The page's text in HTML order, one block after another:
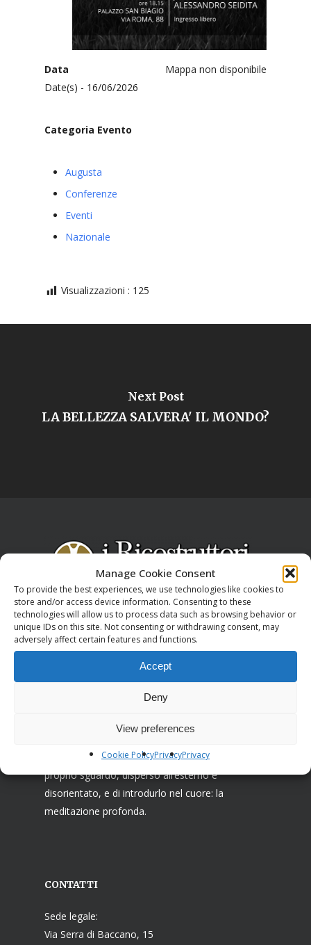
Manage Cookie Consent
To provide the best experiences, we use technologies like cookies to
store and/or access device information. Consenting to these
technologies will allow us to process data such as browsing behavior or
unique IDs on this site. Not consenting or withdrawing consent, may
adversely affect certain features and functions.
Accept
Deny
View preferences
Cookie PolicyPrivacyPrivacy
Mappa non disponibile
Data
Date(s) - 16/06/2026
Categoria Evento
Augusta
Conferenze
Eventi
Nazionale
Visualizzazioni : 125
Next Post
LA BELLEZZA SALVERA' IL MONDO?
Associazione I Ricostruttori nella preghiera
La Missione dei Ricostruttori nella preghiera è
farsi testimoni di una cristianità capace di venire
incontro al bisogno di preghiera e ricerca
interiore, spesso inconsapevole, dell’uomo
rientro in se stessi, che consenta di raccogliere il
proprio sguardo, disperso all’esterno e
disorientato, e di introdurlo nel cuore: la
meditazione profonda.
CONTATTI
Sede legale:
Via Serra di Baccano, 15